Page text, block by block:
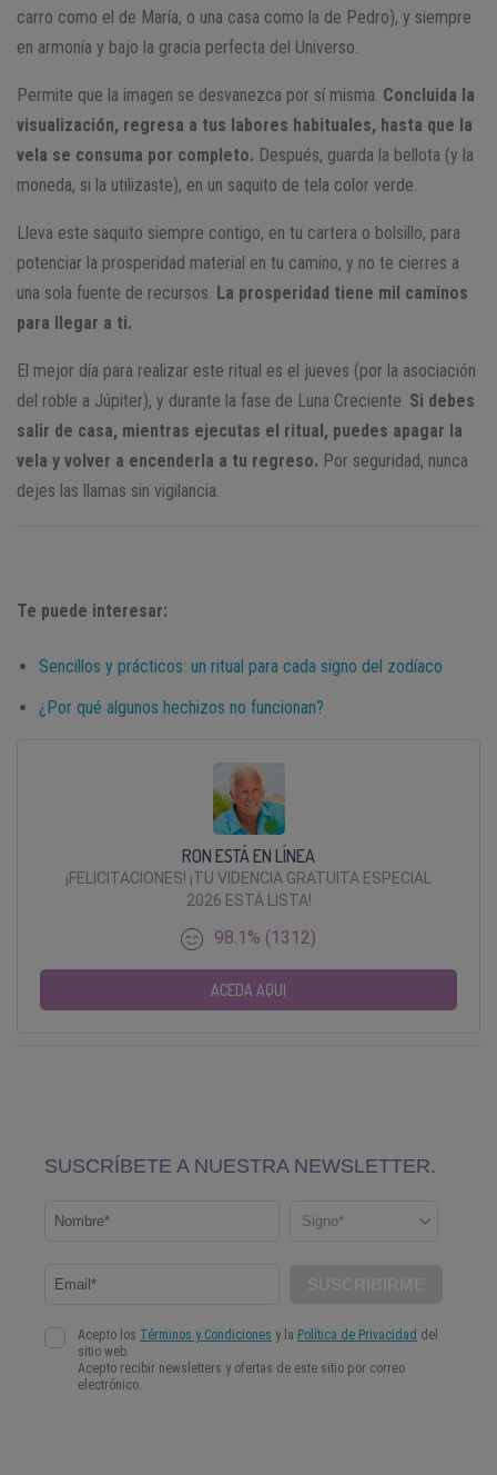
carro como el de María, o una casa como la de Pedro), y siempre
en armonía y bajo la gracia perfecta del Universo.
Permite que la imagen se desvanezca por sí misma. Concluida la
visualización, regresa a tus labores habituales, hasta que la
vela se consuma por completo. Después, guarda la bellota (y la
moneda, si la utilizaste), en un saquito de tela color verde.
Lleva este saquito siempre contigo, en tu cartera o bolsillo, para
potenciar la prosperidad material en tu camino, y no te cierres a
una sola fuente de recursos. La prosperidad tiene mil caminos
para llegar a ti.
El mejor día para realizar este ritual es el jueves (por la asociación
del roble a Júpiter), y durante la fase de Luna Creciente. Si debes
salir de casa, mientras ejecutas el ritual, puedes apagar la
vela y volver a encenderla a tu regreso. Por seguridad, nunca
dejes las llamas sin vigilancia.
Te puede interesar:
Sencillos y prácticos: un ritual para cada signo del zodíaco
¿Por qué algunos hechizos no funcionan?
RON ESTÁ EN LÍNEA
¡FELICITACIONES! ¡TU VIDENCIA GRATUITA ESPECIAL
2026 ESTÁ LISTA!
98.1% (1312)
ACEDA AQUI